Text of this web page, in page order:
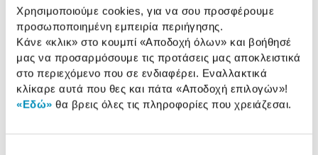
Χρησιμοποιούμε cookies, για να σου προσφέρουμε
προσωποποιημένη εμπειρία περιήγησης.
Κάνε «κλικ» στο κουμπί «Αποδοχή όλων» και βοήθησέ
μας να προσαρμόσουμε τις προτάσεις μας αποκλειστικά
στο περιεχόμενο που σε ενδιαφέρει. Εναλλακτικά
κλίκαρε αυτά που θες και πάτα «Αποδοχή επιλογών»!
«Εδώ» θα βρεις όλες τις πληροφορίες που χρειάζεσαι.
παρουσίαση
Αναλυτική παρουσίαση
Προδιαγραφές
προϊόντος
Χαρακτηριστικά
Αξιολογήσεις
Αξιολογήσεις